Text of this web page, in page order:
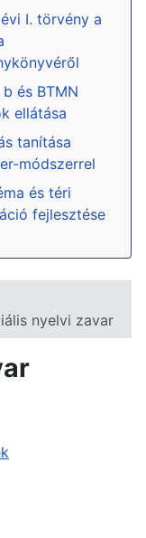
I. törvény a
b és BTMN
ellátása
tanítása
módszerrel
és téri
fejlesztése
nyelvi zavar